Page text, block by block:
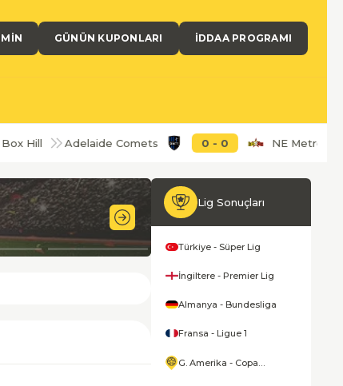
GÜNÜN KUPONLARI İDDAA PROGRAMI
Adelaide Comets 0- 0 NE MetroStars
21'Lig Sonuçları
Türkiye - Süper Lig
İngiltere - Premier Lig
Almanya - Bundesliga
Fransa - Ligue 1
G. Amerika - Copa